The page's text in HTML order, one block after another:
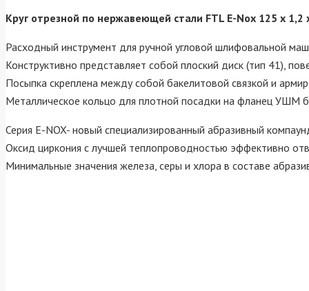
Круг отрезной по нержавеющей стали FTL E-Nox 125 х 1,2
Расходный инструмент для ручной угловой шлифовальной
Конструктивно представляет собой плоский диск (тип 41),
Посыпка скреплена между собой бакелитовой связкой и
Металлическое кольцо для плотной посадки на фланец УШМ
Серия E-NOX- новый специализированный абразивный
Оксид циркония с лучшей теплопроводностью эффективно
Минимальные значения железа, серы и хлора в составе